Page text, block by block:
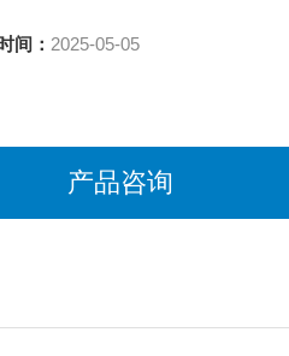
间： 2025-05-05
产品咨询